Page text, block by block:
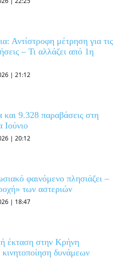
Αντίστροφη μέτρηση για τις
– Τι αλλάζει από 1η
| 21:12
και 9.328 παραβάσεις στη
Ιούνιο
| 20:12
φαινόμενο πλησιάζει –
των αστεριών
| 18:47
έκταση στην Κρήνη
δυνάμεων